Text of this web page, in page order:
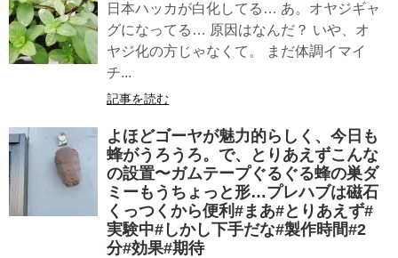
日本ハッカが白化してる… あ。オヤジギャ
グになってる… 原因はなんだ？ いや、オ
ヤジ化の方じゃなくて。 まだ体調イマイ
チ...
記事を読む
よほどゴーヤが魅力的らしく、今日も
蜂がうろうろ。で、とりあえずこんな
の設置〜ガムテープぐるぐる蜂の巣ダ
ミーもうちょっと形…プレハブは磁石
くっつくから便利#まあ#とりあえず#
実験中#しかし下手だな#製作時間#2
分#効果#期待